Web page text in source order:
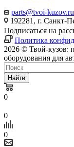
parts@tvoi-kuzov.ru
192281, г. Санкт-
Подписаться на
Политика
2026 © Твой-кузов:
оборудования для
Найти
0
0
0